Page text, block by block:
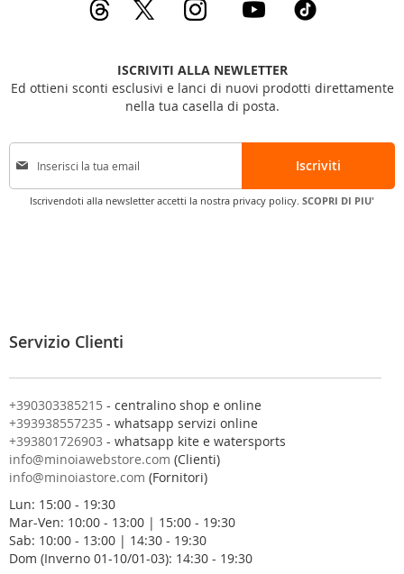
ISCRIVITI ALLA NEWLETTER
Ed ottieni sconti esclusivi e lanci di nuovi prodotti direttamente
nella tua casella di posta.
I
c
l
n
o
s
t
r
a
e
w
s
l
Iscriviti
Iscrivendoti alla newsletter accetti la nostra privacy policy. SCOPRI DI PIU'
Servizio Clienti
+390303385215 - centralino shop e online
+393938557235 - whatsapp servizi online
+393801726903 - whatsapp kite e watersports
info@minoiawebstore.com (Clienti)
info@minoiastore.com (Fornitori)
Lun: 15:00 - 19:30
Mar-Ven: 10:00 - 13:00 | 15:00 - 19:30
Sab: 10:00 - 13:00 | 14:30 - 19:30
Dom (Inverno 01-10/01-03): 14:30 - 19:30